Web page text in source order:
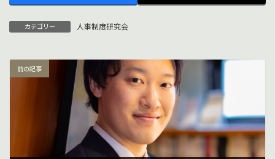
カテゴリー 人事制度研究会
前の記事